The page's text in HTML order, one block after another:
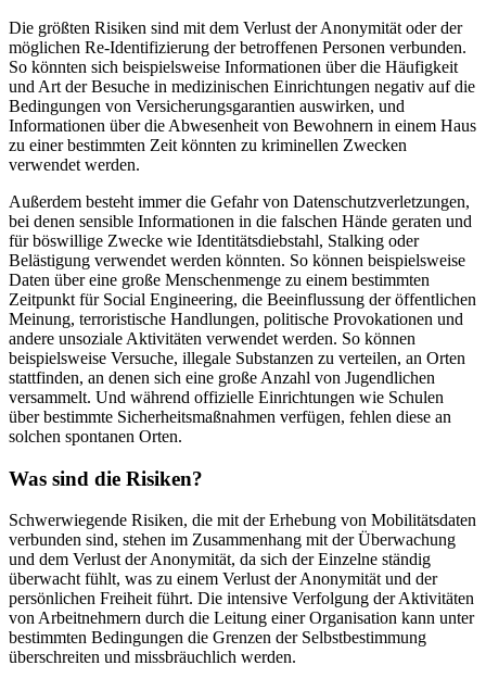
Die größten Risiken sind mit dem Verlust der Anonymität oder der
möglichen Re-Identifizierung der betroffenen Personen verbunden.
So könnten sich beispielsweise Informationen über die Häufigkeit
und Art der Besuche in medizinischen Einrichtungen negativ auf die
Bedingungen von Versicherungsgarantien auswirken, und
Informationen über die Abwesenheit von Bewohnern in einem Haus
zu einer bestimmten Zeit könnten zu kriminellen Zwecken
verwendet werden.
Außerdem besteht immer die Gefahr von Datenschutzverletzungen,
bei denen sensible Informationen in die falschen Hände geraten und
für böswillige Zwecke wie Identitätsdiebstahl, Stalking oder
Belästigung verwendet werden könnten. So können beispielsweise
Daten über eine große Menschenmenge zu einem bestimmten
Zeitpunkt für Social Engineering, die Beeinflussung der öffentlichen
Meinung, terroristische Handlungen, politische Provokationen und
andere unsoziale Aktivitäten verwendet werden. So können
beispielsweise Versuche, illegale Substanzen zu verteilen, an Orten
stattfinden, an denen sich eine große Anzahl von Jugendlichen
versammelt. Und während offizielle Einrichtungen wie Schulen
über bestimmte Sicherheitsmaßnahmen verfügen, fehlen diese an
solchen spontanen Orten.
Was sind die Risiken?
Schwerwiegende Risiken, die mit der Erhebung von Mobilitätsdaten
verbunden sind, stehen im Zusammenhang mit der Überwachung
und dem Verlust der Anonymität, da sich der Einzelne ständig
überwacht fühlt, was zu einem Verlust der Anonymität und der
persönlichen Freiheit führt. Die intensive Verfolgung der Aktivitäten
von Arbeitnehmern durch die Leitung einer Organisation kann unter
bestimmten Bedingungen die Grenzen der Selbstbestimmung
überschreiten und missbräuchlich werden.